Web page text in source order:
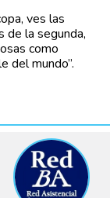
ves las
de la segunda,
como
del mundo”.